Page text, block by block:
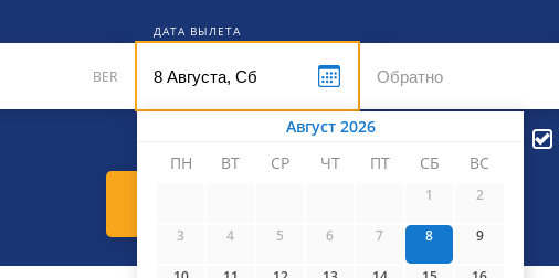
BER
ДАТА ВЫЛЕТА
Август 2026
ПН
ВТ СР ЧТ ПТ СБ ВС
1 2
3 4 5 6 7 8 9